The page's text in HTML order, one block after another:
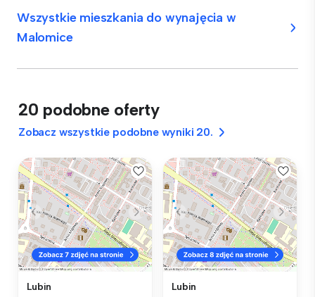
Wszystkie mieszkania do wynajęcia w
Malomice
20 podobne oferty
Zobacz wszystkie podobne wyniki 20.
Lubin Lubin